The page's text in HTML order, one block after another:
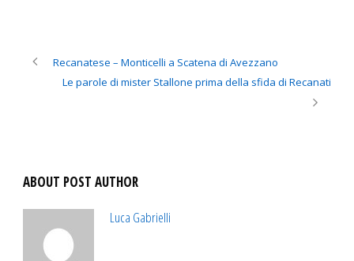
Recanatese – Monticelli a Scatena di Avezzano
Le parole di mister Stallone prima della sfida di Recanati
ABOUT POST AUTHOR
Luca Gabrielli